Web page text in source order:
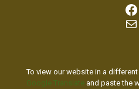
To view our website in a
Google Translate and paste the